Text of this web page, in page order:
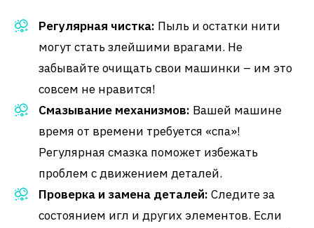
Регулярная чистка: Пыль и остатки нити
могут стать злейшими врагами. Не
забывайте очищать свои машинки – им это
совсем не нравится!
Смазывание механизмов: Вашей машине
время от времени требуется «спа»!
Регулярная смазка поможет избежать
проблем с движением деталей.
Проверка и замена деталей: Следите за
состоянием игл и других элементов. Если